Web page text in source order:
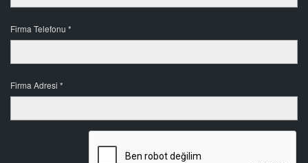
Firma Telefonu *
Firma Adresi *